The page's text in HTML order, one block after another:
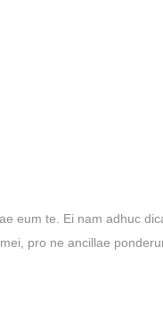
eum te. Ei nam adhuc
pro ne ancillae